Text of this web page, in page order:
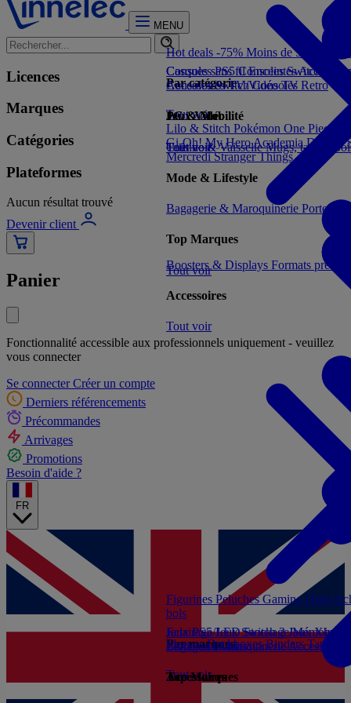
MENU
Licences
Marques
Catégories
Plateformes
Aucun résultat trouvé
Devenir client
Panier
Fonctionnalité accessible aux professionnels uniquement - veuillez
vous connecter
Se connecter Créer un compte
Derniers référencements
Précommandes
Arrivages
Promotions
Besoin d'aide ?
FR
Hot deals -75% Moins de 5€
Par catégorie
Tout voir
Figurines PeluchesGaming High-
bols
Par marques
Tout voir
Consoles PS5Consoles Switch 2
Consoles SwitchConsoles Retro
Jeux Vidéo
Tout voir
Jeux PS5Jeux Switch 2Jeux Xbox
Livres et Guides
Accessoires
Cuisine & VaisselleMugs, tasses,
Mode & Lifestyle
Bagagerie & Maroquinerie Porte-
Top Marques
Tout voir
Boosters & Displays Formats prêts
Accessoires
Tout voir
SleevesDeckboxesBindersTapis
Casques sans filEnceintes
Accessoires TV/VidéoTV
PC & Mobilité
Tout voir
Eclairage/LEDStockage/Mémoire
Bagagerie/MaroquinerieAccessoires
Top Marques
Lilo & Stitch Pokémon One Piece
Gi-Oh!My Hero AcademiaDemon
MercrediStranger Things